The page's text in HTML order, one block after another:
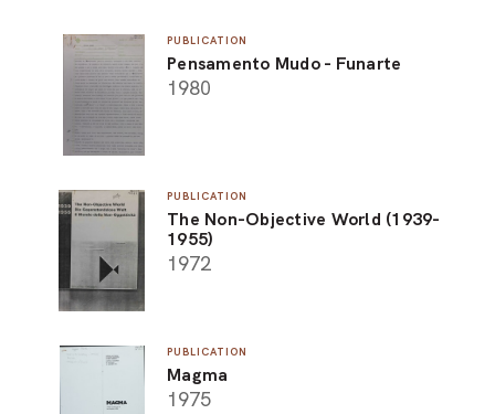
PUBLICATION
Pensamento Mudo - Funarte
1980
PUBLICATION
The Non-Objective World (1939-
1955)
1972
PUBLICATION
Magma
1975